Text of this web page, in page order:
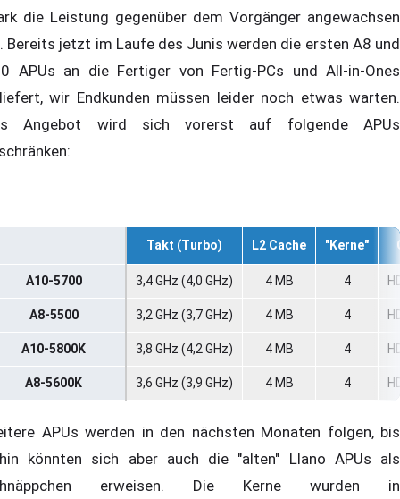
die Leistung gegenüber dem Vorgänger angewachsen
Bereits jetzt im Laufe des Junis werden die ersten A8 und
APUs an die Fertiger von Fertig-PCs und All-in-Ones
wir Endkunden müssen leider noch etwas warten.
Angebot wird sich vorerst auf folgende APUs
Takt (Turbo) L2 Cache "Kerne"
A10-5700 3,4 GHz (4,0 GHz) 4 MB 4
A8-5500 3,2 GHz (3,7 GHz) 4 MB 4
A10-5800K 3,8 GHz (4,2 GHz) 4 MB 4
A8-5600K 3,6 GHz (3,9 GHz) 4 MB 4
APUs werden in den nächsten Monaten folgen, bis
könnten sich aber auch die "alten" Llano APUs als
erweisen. Die Kerne wurden in